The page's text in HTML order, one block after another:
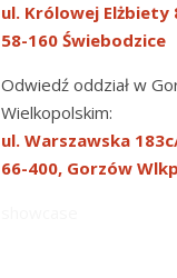
ul. Królowej Elżbiety
58-160 Świebodzice
Odwiedź oddział w
Wielkopolskim:
ul. Warszawska
66-400, Gorzów